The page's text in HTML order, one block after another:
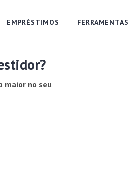
EMPRÉSTIMOS FERRAMENTAS
maior no seu